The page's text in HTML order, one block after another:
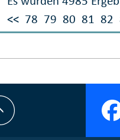
<< 78 79 80 81 82